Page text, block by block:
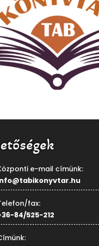
e-mail címünk:
fax:
84/525-212